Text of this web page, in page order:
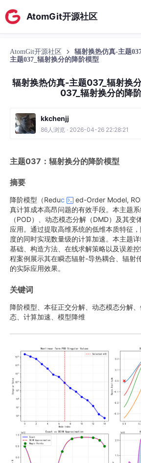
AtomGit开源社区
AtomGit开源社区
辐射换热仿真-主题
主题037_辐射换分的降阶模型
辐射换热仿真-主题037_辐射换
037_辐射换分的降
kkchenjj
86人浏览 · 2026-04-26 22:28:21
主题037：辐射换分的降阶模型
摘要
降阶模型（Reduc
ed-Order Model,
真计算成本高昂问题的有效手段。本主题
（POD）、动态模态分解（DMD）及其变
应用。通过提取高维系统的低维本质特征
度的同时实现数量级的计算加速。本主题
基础、构造方法、在线求解策略以及误差
程案例展示其在瞬态辐射-导热耦合、辐射
的实际应用效果。
关键词
降阶模型、本征正交分解、动态模态分解
态、计算加速、模型降维